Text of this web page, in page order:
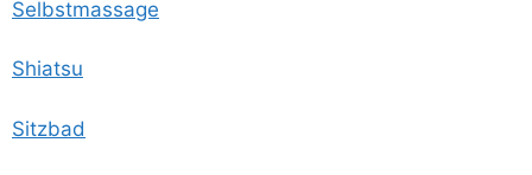
Selbst­mas­sa­ge
Shi­atsu
Sitz­bad